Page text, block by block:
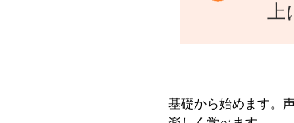
基礎から始めます。